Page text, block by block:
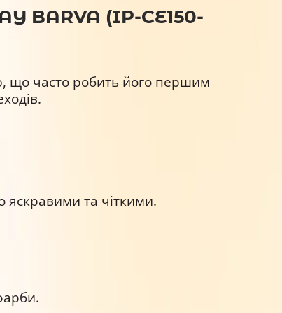
BARVA (IP-CE150-
що часто робить його першим
яскравими та чіткими.